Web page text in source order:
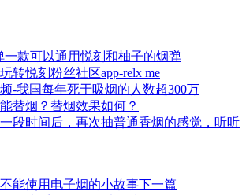
一款可以通用悦刻和柚子的烟弹
转悦刻粉丝社区app-relx me
-我国每年死于吸烟的人数超300万
替烟？替烟效果如何？
段时间后，再次抽普通香烟的感觉，听听
能使用电子烟的小故事下一篇